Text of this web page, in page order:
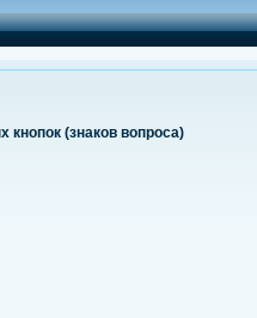
кнопок (знаков вопроса)